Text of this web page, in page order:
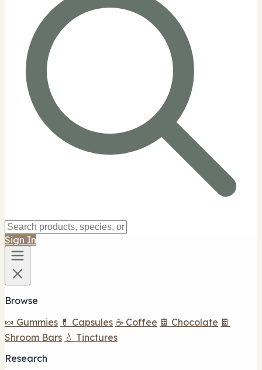
Sign In
Browse
🍬 Gummies 💊 Capsules ☕ Coffee 🍫 Chocolate 🍫
Shroom Bars 💧 Tinctures
Research